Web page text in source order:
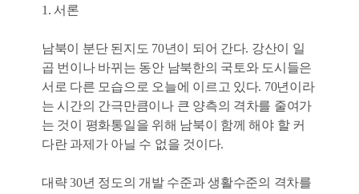
1. 서론
남북이 분단 된지도 70년이 되어 간다. 강산이 일
곱 번이나 바뀌는 동안 남북한의 국토와 도시들은
서로 다른 모습으로 오늘에 이르고 있다. 70년이라
는 시간의 간극만큼이나 큰 양측의 격차를 줄여가
는 것이 평화통일을 위해 남북이 함께 해야 할 커
다란 과제가 아닐 수 없을 것이다.
대략 30년 정도의 개발 수준과 생활수준의 격차를